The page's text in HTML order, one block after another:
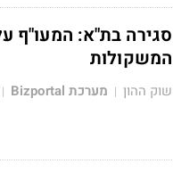
המשקולות
שוק ההון | מערכת Bizportal |